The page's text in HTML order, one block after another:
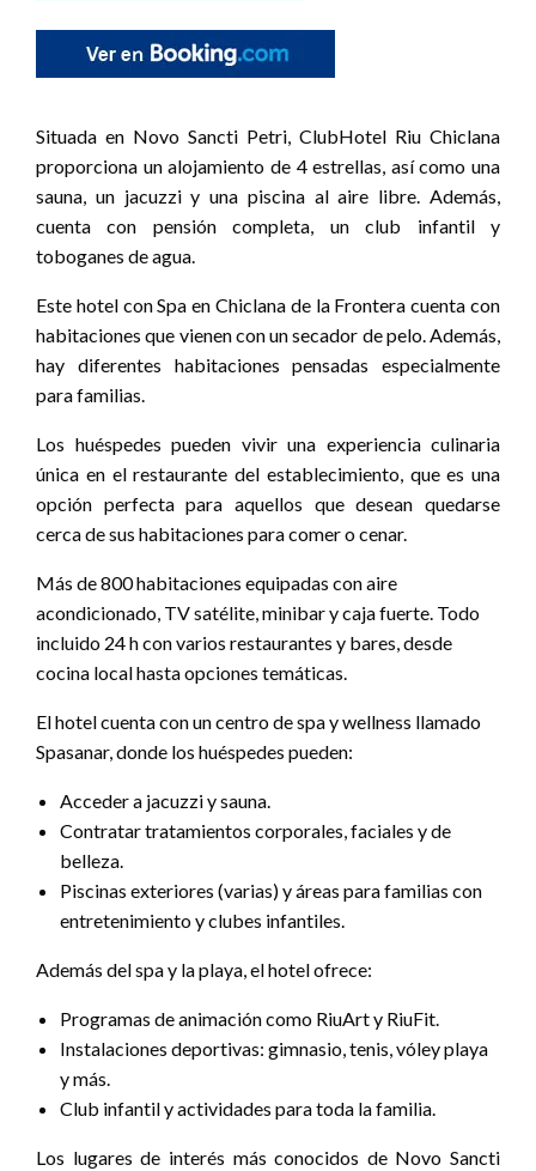
Situada en Novo Sancti Petri, ClubHotel Riu Chiclana
proporciona un alojamiento de 4 estrellas, así como una
sauna, un jacuzzi y una piscina al aire libre. Además,
cuenta con pensión completa, un club infantil y
toboganes de agua.
Este hotel con Spa en Chiclana de la Frontera cuenta con
habitaciones que vienen con un secador de pelo. Además,
hay diferentes habitaciones pensadas especialmente
para familias.
Los huéspedes pueden vivir una experiencia culinaria
única en el restaurante del establecimiento, que es una
opción perfecta para aquellos que desean quedarse
cerca de sus habitaciones para comer o cenar.
Más de 800 habitaciones equipadas con aire
acondicionado, TV satélite, minibar y caja fuerte. Todo
incluido 24 h con varios restaurantes y bares, desde
cocina local hasta opciones temáticas.
El hotel cuenta con un centro de spa y wellness llamado
Spasanar, donde los huéspedes pueden:
Acceder a jacuzzi y sauna.
Contratar tratamientos corporales, faciales y de
belleza.
Piscinas exteriores (varias) y áreas para familias con
entretenimiento y clubes infantiles.
Además del spa y la playa, el hotel ofrece:
Programas de animación como RiuArt y RiuFit.
Instalaciones deportivas: gimnasio, tenis, vóley playa
y más.
Club infantil y actividades para toda la familia.
Los lugares de interés más conocidos de Novo Sancti